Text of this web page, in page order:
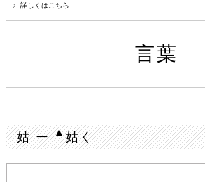
詳しくはこちら
言葉
姑 ー▲姑く